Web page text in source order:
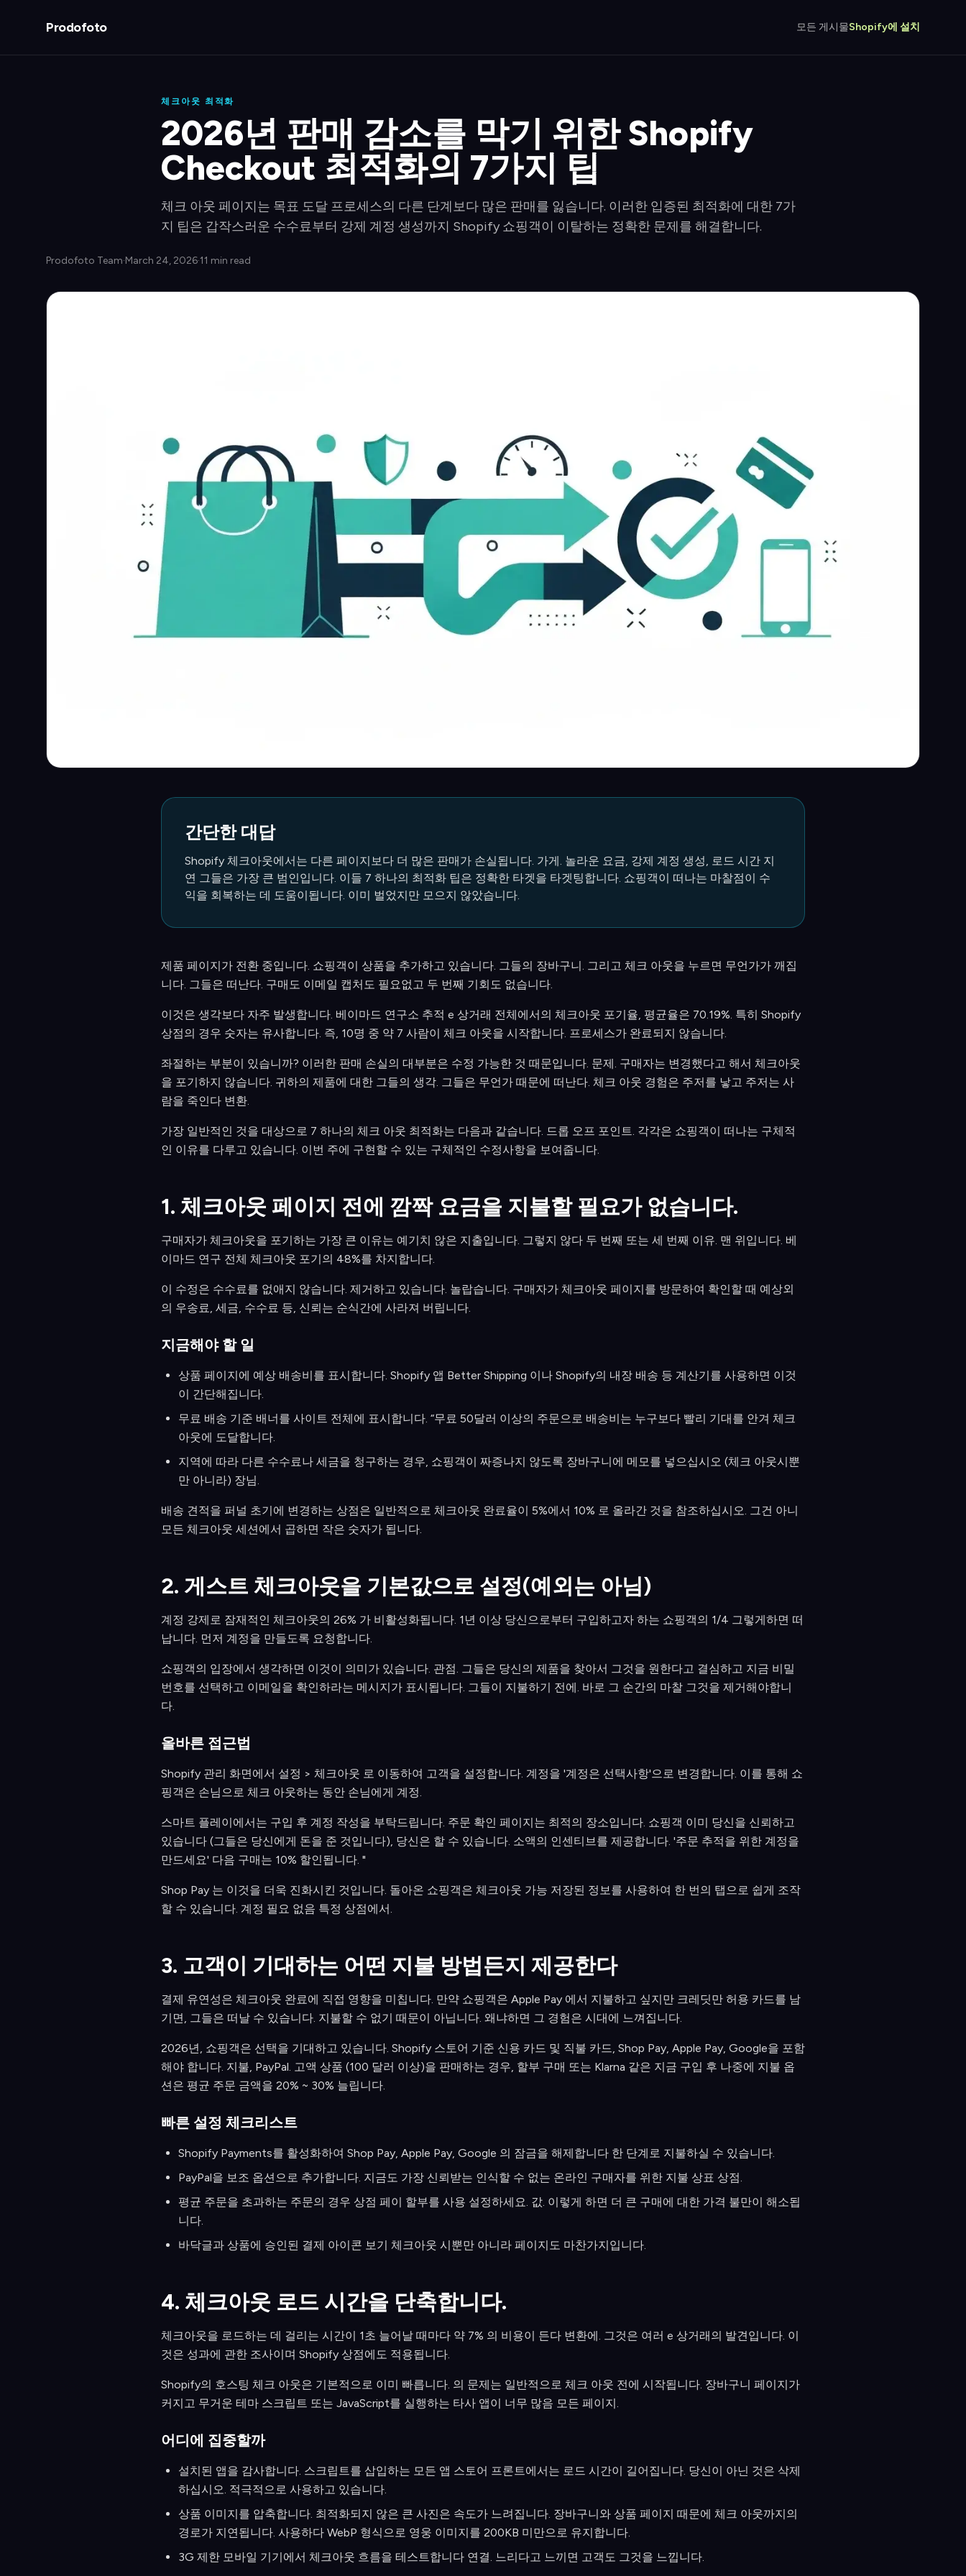
Prodofoto 모든 게시물Shopify에 설치
체크아웃 최적화
2026년 판매 감소를 막기 위한 Shopify
Checkout 최적화의 7가지 팁
체크 아웃 페이지는 목표 도달 프로세스의 다른 단계보다 많은 판매를 잃습니다. 이러한 입증된 최적화에 대한 7가
지 팁은 갑작스러운 수수료부터 강제 계정 생성까지 Shopify 쇼핑객이 이탈하는 정확한 문제를 해결합니다.
Prodofoto Team·March 24, 2026·11 min read
간단한 대답
Shopify 체크아웃에서는 다른 페이지보다 더 많은 판매가 손실됩니다. 가게. 놀라운 요금, 강제 계정 생성, 로드 시간 지
연 그들은 가장 큰 범인입니다. 이들 7 하나의 최적화 팁은 정확한 타겟을 타겟팅합니다. 쇼핑객이 떠나는 마찰점이 수
익을 회복하는 데 도움이됩니다. 이미 벌었지만 모으지 않았습니다.
제품 페이지가 전환 중입니다. 쇼핑객이 상품을 추가하고 있습니다. 그들의 장바구니. 그리고 체크 아웃을 누르면 무언가가 깨집
니다. 그들은 떠난다. 구매도 이메일 캡처도 필요없고 두 번째 기회도 없습니다.
이것은 생각보다 자주 발생합니다. 베이마드 연구소 추적 e 상거래 전체에서의 체크아웃 포기율, 평균율은 70.19%. 특히 Shopify
상점의 경우 숫자는 유사합니다. 즉, 10명 중 약 7 사람이 체크 아웃을 시작합니다. 프로세스가 완료되지 않습니다.
좌절하는 부분이 있습니까? 이러한 판매 손실의 대부분은 수정 가능한 것 때문입니다. 문제. 구매자는 변경했다고 해서 체크아웃
을 포기하지 않습니다. 귀하의 제품에 대한 그들의 생각. 그들은 무언가 때문에 떠난다. 체크 아웃 경험은 주저를 낳고 주저는 사
람을 죽인다 변환.
가장 일반적인 것을 대상으로 7 하나의 체크 아웃 최적화는 다음과 같습니다. 드롭 오프 포인트. 각각은 쇼핑객이 떠나는 구체적
인 이유를 다루고 있습니다. 이번 주에 구현할 수 있는 구체적인 수정사항을 보여줍니다.
1. 체크아웃 페이지 전에 깜짝 요금을 지불할 필요가 없습니다.
구매자가 체크아웃을 포기하는 가장 큰 이유는 예기치 않은 지출입니다. 그렇지 않다 두 번째 또는 세 번째 이유. 맨 위입니다. 베
이마드 연구 전체 체크아웃 포기의 48%를 차지합니다.
이 수정은 수수료를 없애지 않습니다. 제거하고 있습니다. 놀랍습니다. 구매자가 체크아웃 페이지를 방문하여 확인할 때 예상외
의 우송료, 세금, 수수료 등, 신뢰는 순식간에 사라져 버립니다.
지금해야 할 일
상품 페이지에 예상 배송비를 표시합니다. Shopify 앱 Better Shipping 이나 Shopify의 내장 배송 등 계산기를 사용하면 이것
이 간단해집니다.
무료 배송 기준 배너를 사이트 전체에 표시합니다. “무료 50달러 이상의 주문으로 배송비는 누구보다 빨리 기대를 안겨 체크
아웃에 도달합니다.
지역에 따라 다른 수수료나 세금을 청구하는 경우, 쇼핑객이 짜증나지 않도록 장바구니에 메모를 넣으십시오 (체크 아웃시뿐
만 아니라) 장님.
배송 견적을 퍼널 초기에 변경하는 상점은 일반적으로 체크아웃 완료율이 5%에서 10% 로 올라간 것을 참조하십시오. 그건 아니
모든 체크아웃 세션에서 곱하면 작은 숫자가 됩니다.
2. 게스트 체크아웃을 기본값으로 설정(예외는 아님)
계정 강제로 잠재적인 체크아웃의 26% 가 비활성화됩니다. 1년 이상 당신으로부터 구입하고자 하는 쇼핑객의 1/4 그렇게하면 떠
납니다. 먼저 계정을 만들도록 요청합니다.
쇼핑객의 입장에서 생각하면 이것이 의미가 있습니다. 관점. 그들은 당신의 제품을 찾아서 그것을 원한다고 결심하고 지금 비밀
번호를 선택하고 이메일을 확인하라는 메시지가 표시됩니다. 그들이 지불하기 전에. 바로 그 순간의 마찰 그것을 제거해야합니
다.
올바른 접근법
Shopify 관리 화면에서 설정 > 체크아웃 로 이동하여 고객을 설정합니다. 계정을 '계정은 선택사항'으로 변경합니다. 이를 통해 쇼
핑객은 손님으로 체크 아웃하는 동안 손님에게 계정.
스마트 플레이에서는 구입 후 계정 작성을 부탁드립니다. 주문 확인 페이지는 최적의 장소입니다. 쇼핑객 이미 당신을 신뢰하고
있습니다 (그들은 당신에게 돈을 준 것입니다), 당신은 할 수 있습니다. 소액의 인센티브를 제공합니다. '주문 추적을 위한 계정을
만드세요' 다음 구매는 10% 할인됩니다. "
Shop Pay 는 이것을 더욱 진화시킨 것입니다. 돌아온 쇼핑객은 체크아웃 가능 저장된 정보를 사용하여 한 번의 탭으로 쉽게 조작
할 수 있습니다. 계정 필요 없음 특정 상점에서.
3. 고객이 기대하는 어떤 지불 방법든지 제공한다
결제 유연성은 체크아웃 완료에 직접 영향을 미칩니다. 만약 쇼핑객은 Apple Pay 에서 지불하고 싶지만 크레딧만 허용 카드를 남
기면, 그들은 떠날 수 있습니다. 지불할 수 없기 때문이 아닙니다. 왜냐하면 그 경험은 시대에 느껴집니다.
2026년, 쇼핑객은 선택을 기대하고 있습니다. Shopify 스토어 기준 신용 카드 및 직불 카드, Shop Pay, Apple Pay, Google을 포함
해야 합니다. 지불, PayPal. 고액 상품 (100 달러 이상)을 판매하는 경우, 할부 구매 또는 Klarna 같은 지금 구입 후 나중에 지불 옵
션은 평균 주문 금액을 20% ~ 30% 늘립니다.
빠른 설정 체크리스트
Shopify Payments를 활성화하여 Shop Pay, Apple Pay, Google 의 잠금을 해제합니다 한 단계로 지불하실 수 있습니다.
PayPal을 보조 옵션으로 추가합니다. 지금도 가장 신뢰받는 인식할 수 없는 온라인 구매자를 위한 지불 상표 상점.
평균 주문을 초과하는 주문의 경우 상점 페이 할부를 사용 설정하세요. 값. 이렇게 하면 더 큰 구매에 대한 가격 불만이 해소됩
니다.
바닥글과 상품에 승인된 결제 아이콘 보기 체크아웃 시뿐만 아니라 페이지도 마찬가지입니다.
4. 체크아웃 로드 시간을 단축합니다.
체크아웃을 로드하는 데 걸리는 시간이 1초 늘어날 때마다 약 7% 의 비용이 든다 변환에. 그것은 여러 e 상거래의 발견입니다. 이
것은 성과에 관한 조사이며 Shopify 상점에도 적용됩니다.
Shopify의 호스팅 체크 아웃은 기본적으로 이미 빠릅니다. 의 문제는 일반적으로 체크 아웃 전에 시작됩니다. 장바구니 페이지가
커지고 무거운 테마 스크립트 또는 JavaScript를 실행하는 타사 앱이 너무 많음 모든 페이지.
어디에 집중할까
설치된 앱을 감사합니다. 스크립트를 삽입하는 모든 앱 스토어 프론트에서는 로드 시간이 길어집니다. 당신이 아닌 것은 삭제
하십시오. 적극적으로 사용하고 있습니다.
상품 이미지를 압축합니다. 최적화되지 않은 큰 사진은 속도가 느려집니다. 장바구니와 상품 페이지 때문에 체크 아웃까지의
경로가 지연됩니다. 사용하다 WebP 형식으로 영웅 이미지를 200KB 미만으로 유지합니다.
3G 제한 모바일 기기에서 체크아웃 흐름을 테스트합니다 연결. 느리다고 느끼면 고객도 그것을 느낍니다.